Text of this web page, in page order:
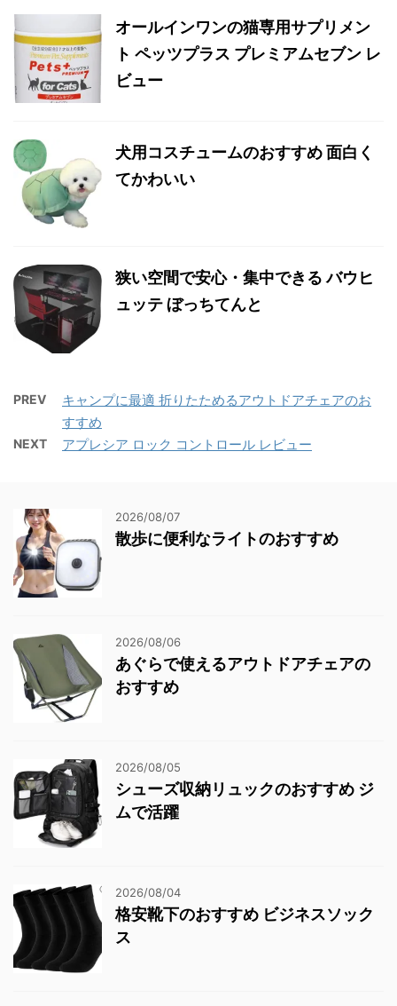
オールインワンの猫専用サプリメン
ト ペッツプラス プレミアムセブン レ
ビュー
犬用コスチュームのおすすめ 面白く
てかわいい
狭い空間で安心・集中できる バウヒ
ュッテ ぼっちてんと
PREV
キャンプに最適 折りたためるアウトドアチェアのお
すすめ
NEXT アプレシア ロック コントロール レビュー
2026/08/07
散歩に便利なライトのおすすめ
2026/08/06
あぐらで使えるアウトドアチェアの
おすすめ
2026/08/05
シューズ収納リュックのおすすめ ジ
ムで活躍
2026/08/04
格安靴下のおすすめ ビジネスソック
ス